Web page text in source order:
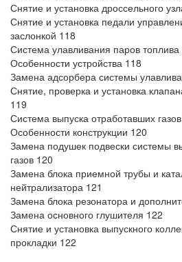
Снятие и установка дроссельного
Снятие и установка педали
заслонкой 118
Система улавливания паров топлива
Особенности устройства 118
Замена адсорбера системы
Снятие, проверка и установка
119
Система выпуска отработавших
Особенности конструкции 120
Замена подушек подвески системы
газов 120
Замена блока приемной трубы и
нейтрализатора 121
Замена блока резонатора и
Замена основного глушителя 122
Снятие и установка выпускного
прокладки 122